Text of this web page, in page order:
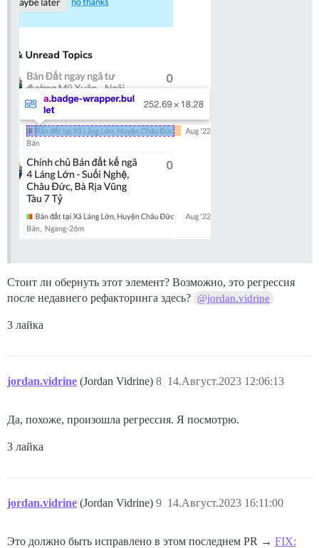
Стоит ли обернуть этот элемент? Возможно, это регрессия
после недавнего рефакторинга здесь? @jordan.vidrine
3 лайка
jordan.vidrine (Jordan Vidrine) 14.Август.2023 12:06:13
8
Да, похоже, произошла регрессия. Я посмотрю.
3 лайка
jordan.vidrine (Jordan Vidrine) 14.Август.2023 16:11:00
9
Это должно быть исправлено в этом последнем PR → FIX: